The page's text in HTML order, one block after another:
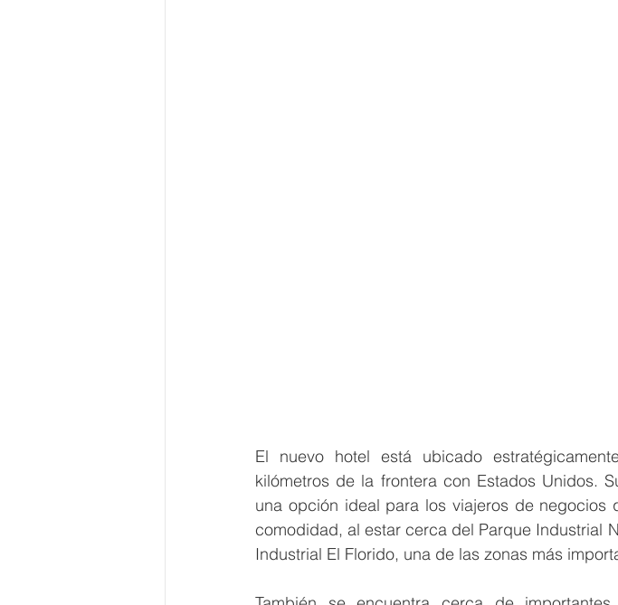
El nuevo hotel está ubicado
kilómetros de la frontera con Estados Unidos.
una opción ideal para los viajeros de
comodidad, al estar cerca del Parque Industrial
Industrial El Florido, una de las zonas más